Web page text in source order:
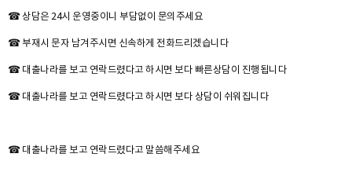
☎ 상담은 24시 운영중이니 부담없이 문의주세요
☎ 부재시 문자 남겨주시면 신속하게 전화드리겠습니다
☎ 대출나라를 보고 연락드렸다고 하시면 보다 빠른상담이 진행됩니다
☎ 대출나라를 보고 연락드렸다고 하시면 보다 상담이 쉬워집니다
☎ 대출나라를 보고 연락드렸다고 말씀해주세요